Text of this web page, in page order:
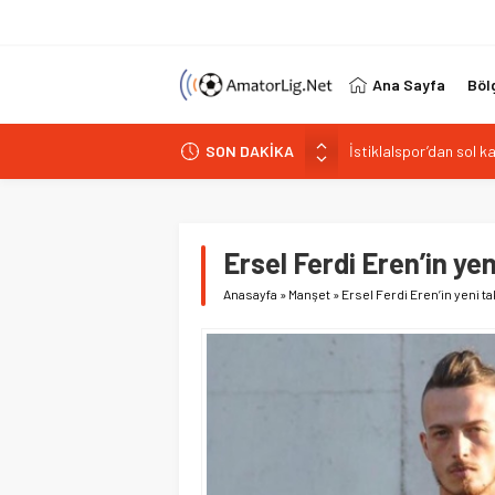
Ana Sayfa
SON DAKİKA
Paşabahçespor’da
İstanbul Gençlerbirliği
Kuzeyin Kaplanları
Ersel Ferdi Eren’in
Anasayfa » Manşet » Ersel Ferdi Eren’in yeni